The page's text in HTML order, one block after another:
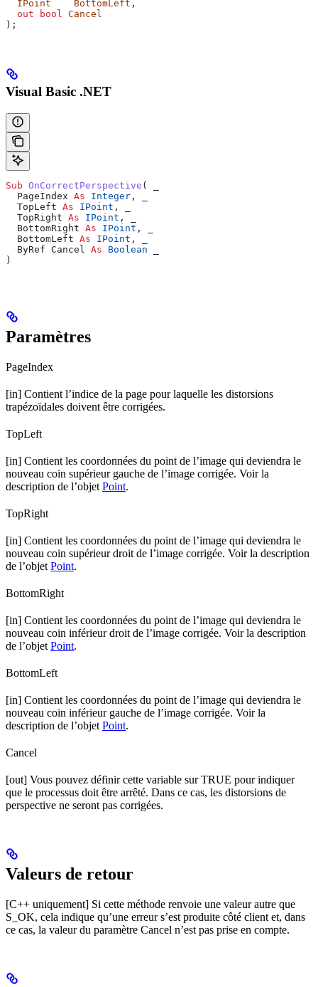
  IPoint
    BottomLeft
,
  out
bool
Cancel
);
Visual Basic .NET
Sub OnCorrectPerspective (
  PageIndex
As Integer ,
  TopLeft
As IPoint ,
  TopRight
As IPoint ,
  BottomRight
As IPoint ,
  BottomLeft
As IPoint ,
  ByRef Cancel
As Boolean
)
Paramètres
PageIndex
[in] Contient l’indice de la page pour laquelle les distorsions
trapézoïdales doivent être corrigées.
TopLeft
[in] Contient les coordonnées du point de l’image qui deviendra le
nouveau coin supérieur gauche de l’image corrigée. Voir la
description de l’objet Point.
TopRight
[in] Contient les coordonnées du point de l’image qui deviendra le
nouveau coin supérieur droit de l’image corrigée. Voir la description
de l’objet Point.
BottomRight
[in] Contient les coordonnées du point de l’image qui deviendra le
nouveau coin inférieur droit de l’image corrigée. Voir la description
de l’objet Point.
BottomLeft
[in] Contient les coordonnées du point de l’image qui deviendra le
nouveau coin inférieur gauche de l’image corrigée. Voir la
description de l’objet Point.
Cancel
[out] Vous pouvez définir cette variable sur TRUE pour indiquer
que le processus doit être arrêté. Dans ce cas, les distorsions de
perspective ne seront pas corrigées.
Valeurs de retour
[C++ uniquement] Si cette méthode renvoie une valeur autre que
S_OK, cela indique qu’une erreur s’est produite côté client et, dans
ce cas, la valeur du paramètre Cancel n’est pas prise en compte.